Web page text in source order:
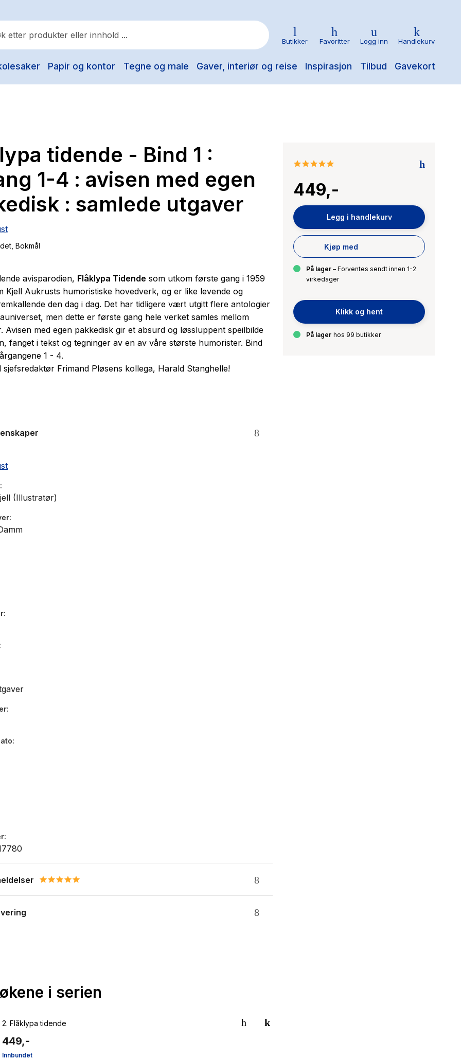
Papir og kontor Tegne og male Gaver, interiør og reise Inspirasjon Tilbud Gavekort
søk
Strout
trening
Housemaid
Butikker Favoritter Logg inn Handlekurv
tidende - Bind 1 :
1-4 : avisen med egen
: samlede utgaver
, Bokmål
5.0
rating
449,-
Legg i handlekurv
Kjøp med
På lager – Forventes sendt innen 1-2
virkedager
Klikk og hent
På lager hos 99 butikker
avisparodien, Flåklypa Tidende som utkom første gang i 1959
Kjell Aukrusts humoristiske hovedverk, og er like levende og
den dag i dag. Det har tidligere vært utgitt flere antologier
men dette er første gang hele verket samles mellom
Avisen med egen pakkedisk gir et absurd og løssluppent speilbilde
fanget i tekst og tegninger av en av våre største humorister. Bind
1 - 4.
sjefsredaktør Frimand Pløsens kollega, Harald Stanghelle!
(Illustratør)
5.0 star rating
i serien
2. Flåklypa tidende
449,-
Innbundet